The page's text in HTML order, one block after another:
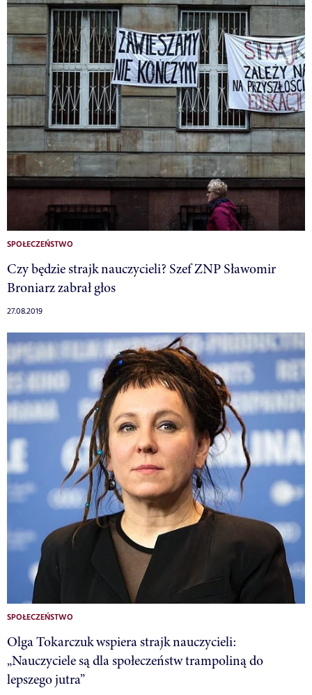
SPOŁECZEŃSTWO
Czy będzie strajk nauczycieli? Szef ZNP Sławomir
Broniarz zabrał głos
27.08.2019
SPOŁECZEŃSTWO
Olga Tokarczuk wspiera strajk nauczycieli:
„Nauczyciele są dla społeczeństw trampoliną do
lepszego jutra”